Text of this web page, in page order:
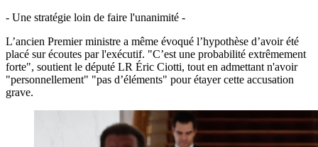
- Une stratégie loin de faire l'unanimité -
L’ancien Premier ministre a même évoqué l’hypothèse d’avoir été
placé sur écoutes par l'exécutif. "C’est une probabilité extrêmement
forte", soutient le député LR Éric Ciotti, tout en admettant n'avoir
"personnellement" "pas d’éléments" pour étayer cette accusation
grave.